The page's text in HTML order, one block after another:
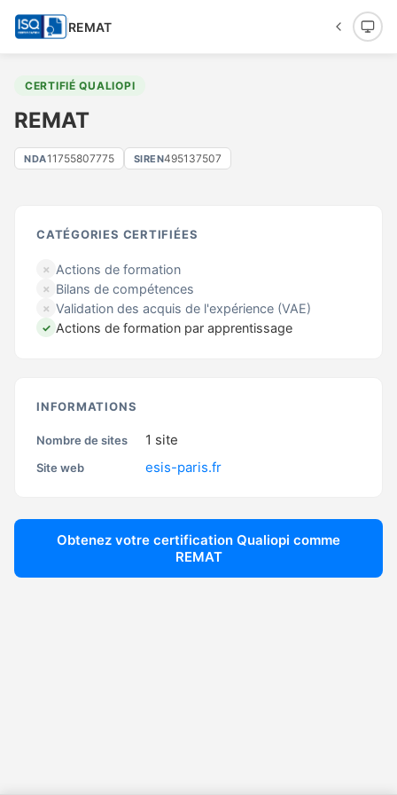
REMAT
CERTIFIÉ QUALIOPI
REMAT
NDA11755807775 SIREN495137507
CATÉGORIES CERTIFIÉES
✗ Actions de formation
✗ Bilans de compétences
✗ Validation des acquis de l'expérience (VAE)
✓ Actions de formation par apprentissage
INFORMATIONS
Nombre de sites 1 site
Site web esis-paris.fr
Obtenez votre certification Qualiopi comme
REMAT